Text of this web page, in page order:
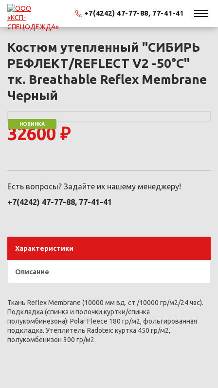
+7(4242) 47-77-88, 77-41-41
Костюм утепленный "СИБИРЬ
РЕФЛЕКТ/REFLECT V2 -50°С"
тк. Breathable Reflex Membrane
Черный
НОВИНКА
32600 ₽
Есть вопросы? Задайте их нашему менеджеру!
+7(4242) 47-77-88, 77-41-41
Характеристики
Описание
Ткань Reflex Membrane (10000 мм вд. ст./10000 гр/м2/24 час).
Подкладка (спинка и полочки куртки/спинка
полукомбинезона): Polar Fleece 180 гр/м2, фольгированная
подкладка. Утеплитель Radotex: куртка 450 гр/м2,
полукомбенизон 300 гр/м2.